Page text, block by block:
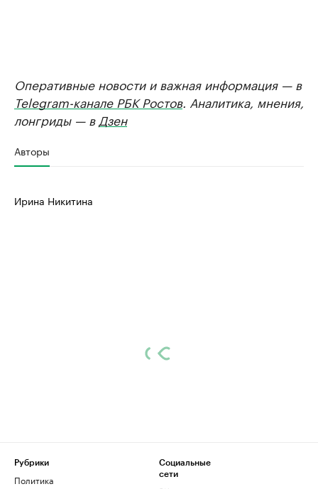
Оперативные новости и важная информация — в
Telegram-канале РБК Ростов. Аналитика, мнения,
лонгриды — в Дзен
Авторы
Ирина Никитина
Рубрики
Политика
Социальные
сети